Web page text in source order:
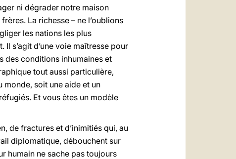
ni dégrader notre maison
La richesse – ne l’oublions
les nations les plus
s’agit d’une voie maîtresse pour
des conditions inhumaines et
tout aussi particulière,
monde, soit une aide et un
Et vous êtes un modèle
de fractures et d’inimitiés qui, au
diplomatique, débouchent sur
humain ne sache pas toujours